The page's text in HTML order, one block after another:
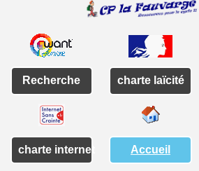
Recherche charte laïcité
charte internet Accueil